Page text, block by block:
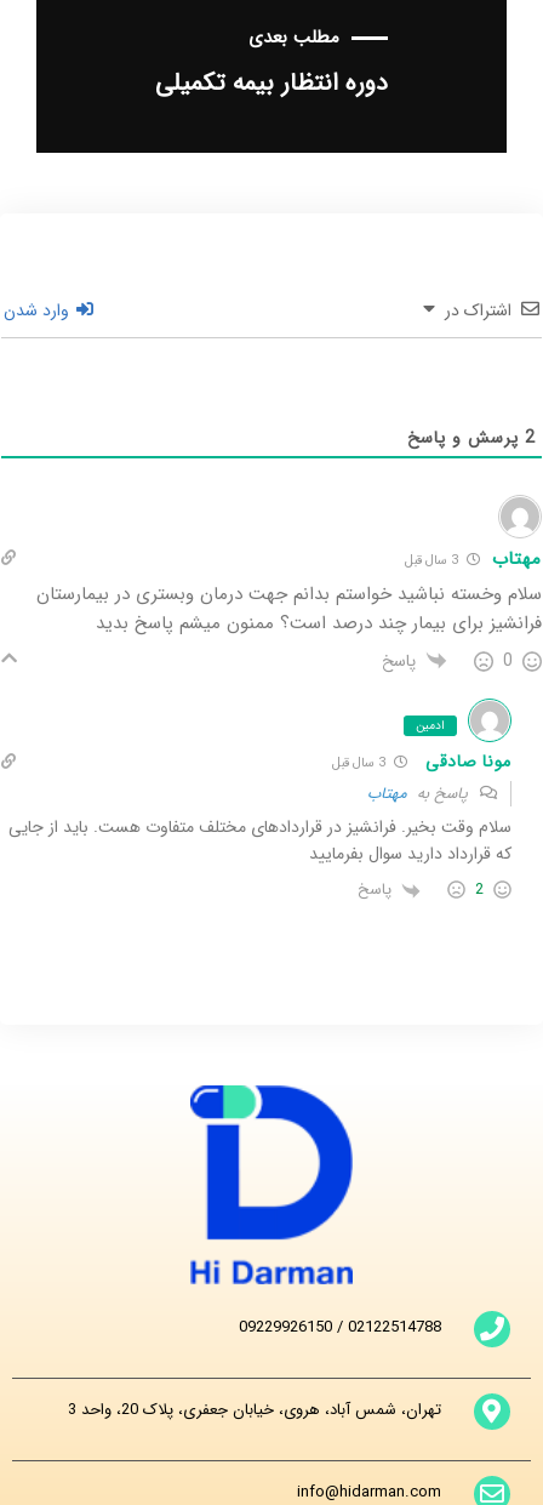
مطلب بعدی
دوره انتظار بیمه تکمیلی
اشتراک در وارد شدن
2 پرسش و پاسخ
مهتاب 3 سال‌ قبل
سلام وخسته نباشید خواستم بدانم جهت درمان وبستری در بیمارستان
فرانشیز برای بیمار چند درصد است؟ ممنون میشم پاسخ بدید
0 پاسخ
ادمین
مونا صادقی
پاسخ به مهتاب
سلام وقت بخیر. فرانشیز در قراردادهای مختلف متفاوت هست. باید از جایی
که قرارداد دارید سوال بفرمایید
2 پاسخ
02122514788
/
09229926150
تهران، شمس آباد، هروی، خیابان جعفری، پلاک 20، واحد 3
info@hidarman.com
دستیار هوش مصنوعی های‌درمان